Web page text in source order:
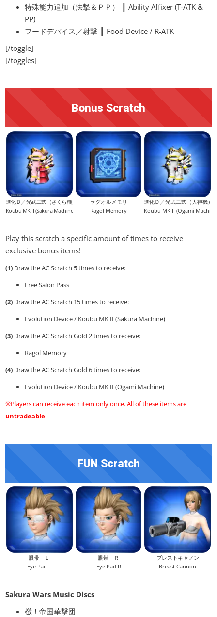
特殊能力追加（法撃＆ＰＰ） ║ Ability Affixer (T-ATK &
PP)
フードデバイス／射撃 ║ Food Device / R-ATK
[/toggle]
[/toggles]
Bonus Scratch
進化Ｄ／光武二式（さくら機）
Koubu MK II (Sakura Machine)
ラグオルメモリ
Ragol Memory
進化Ｄ／光武二式（大神機）
Koubu MK II (Ogami
Play this scratch a specific amount of times to receive
exclusive bonus items!
(1) Draw the AC Scratch 5 times to receive:
Free Salon Pass
(2) Draw the AC Scratch 15 times to receive:
Evolution Device / Koubu MK II (Sakura Machine)
(3) Draw the AC Scratch Gold 2 times to receive:
Ragol Memory
(4) Draw the AC Scratch Gold 6 times to receive:
Evolution Device / Koubu MK II (Ogami Machine)
※Players can receive each item only once. All of these items are
untradeable.
FUN Scratch
眼帯 Ｌ
Eye Pad L
眼帯 Ｒ
Eye Pad R
ブレストキャノン
Breast Cannon
Sakura Wars Music Discs
檄！帝国華撃団